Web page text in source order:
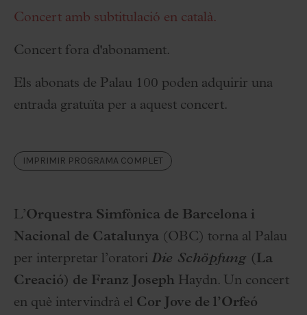
Concert amb subtitulació en català.
Concert fora d'abonament.
Els abonats de Palau 100 poden adquirir una
entrada gratuïta per a aquest concert.
IMPRIMIR PROGRAMA COMPLET
L’Orquestra Simfònica de Barcelona i
Nacional de Catalunya (OBC) torna al Palau
per interpretar l’oratori Die Schöpfung (La
Creació) de Franz Joseph Haydn. Un concert
en què intervindrà el Cor Jove de l’Orfeó